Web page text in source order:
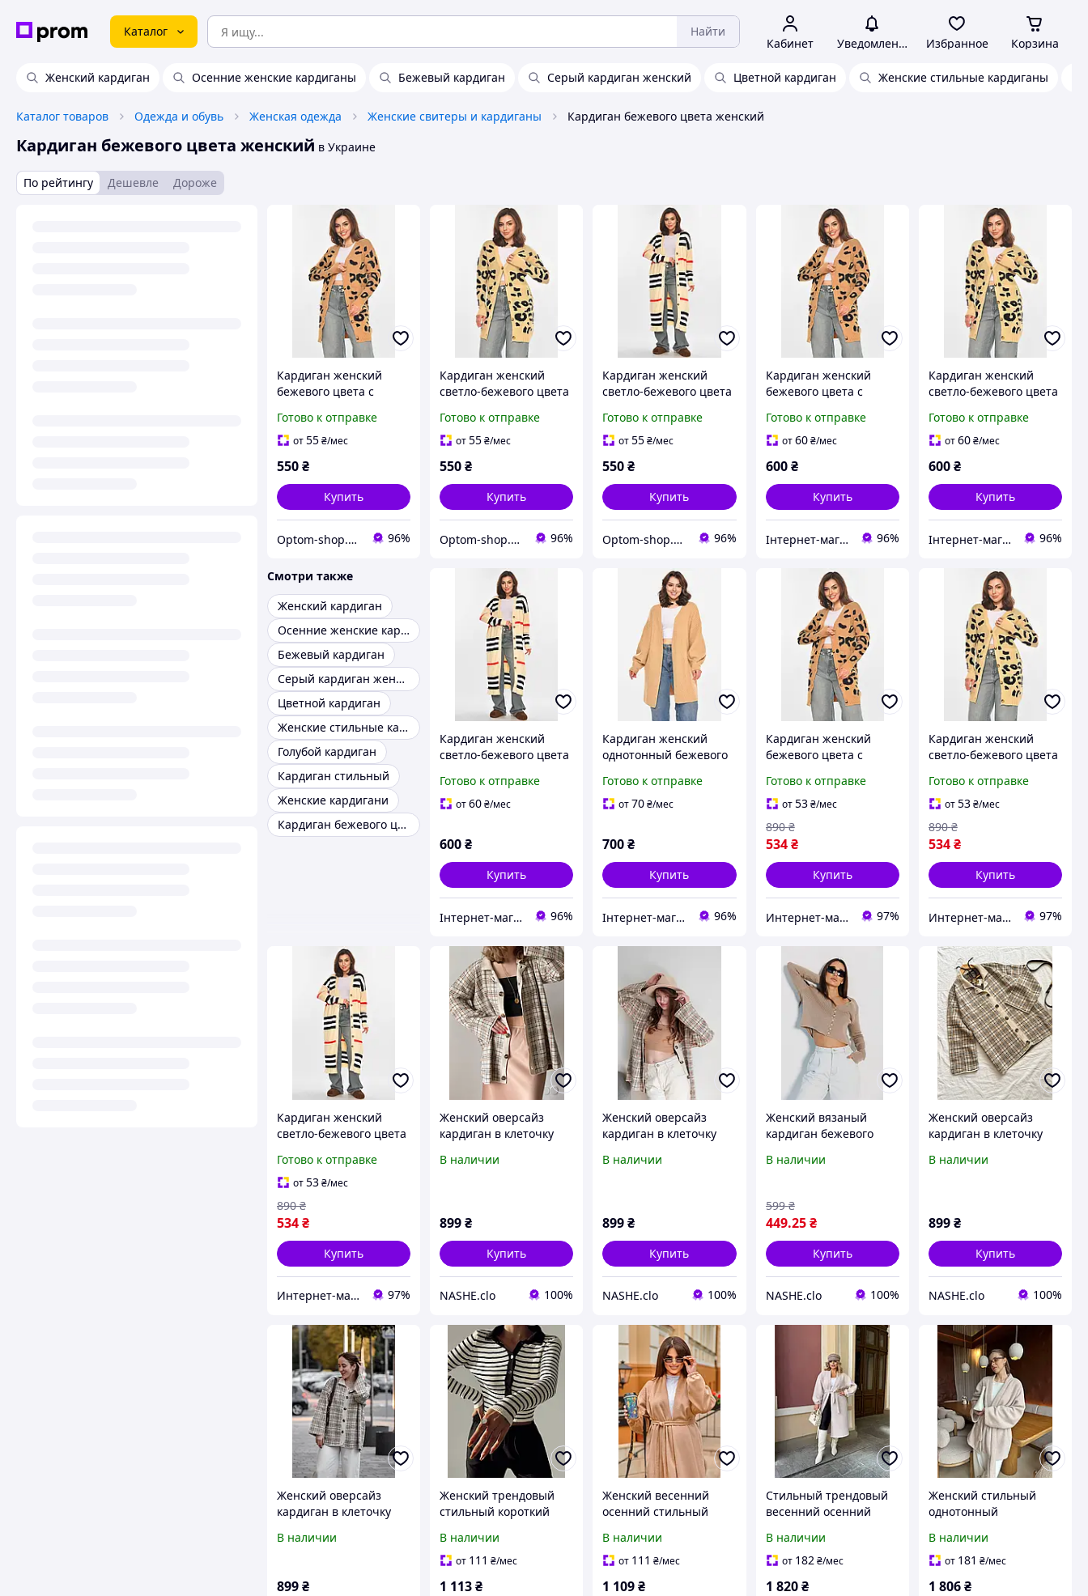
Каталог Найти
Кабинет Уведомления Избранное Корзина
Женский кардиган Осенние женские кардиганы Бежевый кардиган Серый кардиган женский Цветной кардиган Женские стильные кардиганы
Каталог товаров Одежда и обувь Женская одежда Женские свитеры и кардиганы Кардиган бежевого цвета женский
Кардиган бежевого цвета женский в Украине
По рейтингу Дешевле Дороже
Кардиган женский
бежевого цвета с
212188P
Готово к отправке
от55₴/мес
550₴
Купить
Optom-shop.com.ua - Оптовый интернет-магазин: Одежда и обувь оптом, нижнее белье недорого 96%
Кардиган женский
светло-бежевого цвета
212190P
Готово к отправке
от55₴/мес
550₴
Купить
Optom-shop.com.ua - Оптовый интернет-магазин: Одежда и обувь оптом, нижнее белье недорого 96%
Кардиган женский
светло-бежевого цвета
212193P
Готово к отправке
от55₴/мес
550₴
Купить
Optom-shop.com.ua - Оптовый интернет-магазин: Одежда и обувь оптом, нижнее белье недорого 96%
Кардиган женский
бежевого цвета с
212188K
Готово к отправке
от60 ₴/мес
600 ₴
Купить
Інтернет-магазин 100500 96%
Кардиган женский
светло-бежевого цвета
212190K
Готово к отправке
от60₴/мес
600₴
Купить
Інтернет-магазин 100500 96%
Смотри также
Женский кардиган
Осенние женские кардиганы
Бежевый кардиган
Серый кардиган женский
Цветной кардиган
Женские стильные кардиганы
Голубой кардиган
Кардиган стильный
Женские кардигани
Кардиган бежевого цвета
Кардиган женский
светло-бежевого цвета
212193K
Готово к отправке
от60₴/мес
600₴
Купить
Інтернет-магазин 100500 96%
Кардиган женский
однотонный бежевого
Готово к отправке
от70₴/мес
700₴
Купить
Інтернет-магазин 100500 96%
Кардиган женский
бежевого цвета с
212188S
Готово к отправке
от53 ₴/мес
534 ₴
890 ₴
Купить
Интернет-магазин Soloveiko.com.ua - одежда и обувь для всей семьи, Украина 97%
Кардиган женский
светло-бежевого цвета
212190S
Готово к отправке
от53₴/мес
534₴
890 ₴
Купить
Интернет-магазин Soloveiko.com.ua - одежда и обувь для всей семьи, Украина 97%
Кардиган женский
светло-бежевого цвета
212193S
Готово к отправке
от53₴/мес
534₴
890 ₴
Купить
Интернет-магазин Soloveiko.com.ua - одежда и обувь для всей семьи, Украина 97%
Женский оверсайз
кардиган в клеточку
В наличии
899₴
Купить
NASHE.clo 100%
Женский оверсайз
кардиган в клеточку
В наличии
899₴
Купить
NASHE.clo 100%
Женский вязаный
кардиган бежевого
В наличии
449.25 ₴
599 ₴
Купить
NASHE.clo 100%
Женский оверсайз
кардиган в клеточку
В наличии
899₴
Купить
NASHE.clo 100%
Женский оверсайз
кардиган в клеточку
В наличии
899₴
Женский трендовый
стильный короткий
в полоску бежевого
цвета 42-46
В наличии
от 111 ₴/мес
1 113₴
Женский весенний
осенний стильный
удлиненный кардиган
бежевого цвета 42-54
В наличии
от 111 ₴/мес
1 109₴
Стильный трендовый
весенний осенний
бежевого цвета
кардиган 42-54 56-70
В наличии
от 182 ₴/мес
1 820 ₴
Женский стильный
однотонный
бежевого молочного
цвета ХС-ХЛ
В наличии
от 181 ₴/мес
1 806₴